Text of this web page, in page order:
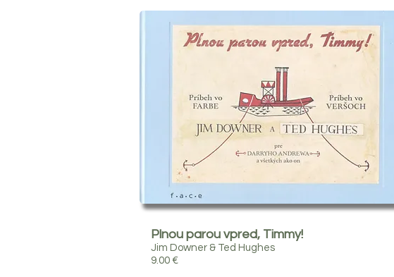
Plnou parou vpred, Timmy!
Jim Downer & Ted Hughes
9.00 €